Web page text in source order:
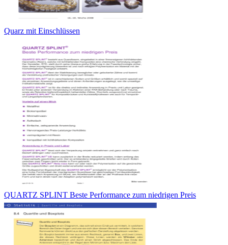
Quarz mit Einschlüssen
QUARTZ SPLINT Beste Performance zum niedrigen Preis